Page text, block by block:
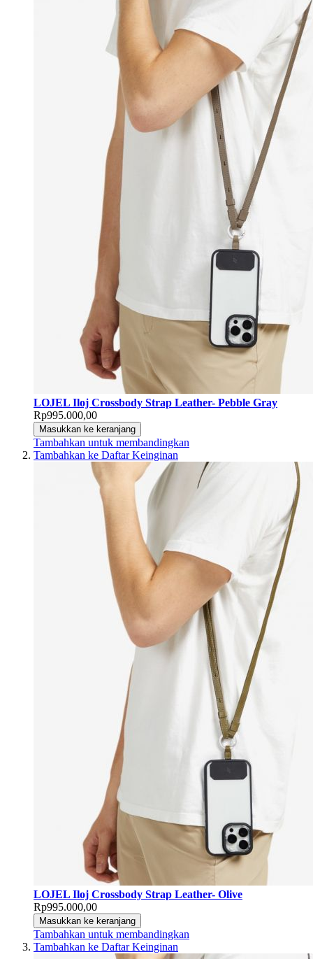
LOJEL Iloj Crossbody Strap Leather- Pebble Gray
Rp995.000,00
Masukkan ke keranjang
Tambahkan untuk membandingkan
Tambahkan ke Daftar Keinginan
LOJEL Iloj Crossbody Strap Leather- Olive
Rp995.000,00
Masukkan ke keranjang
Tambahkan untuk membandingkan
Tambahkan ke Daftar Keinginan